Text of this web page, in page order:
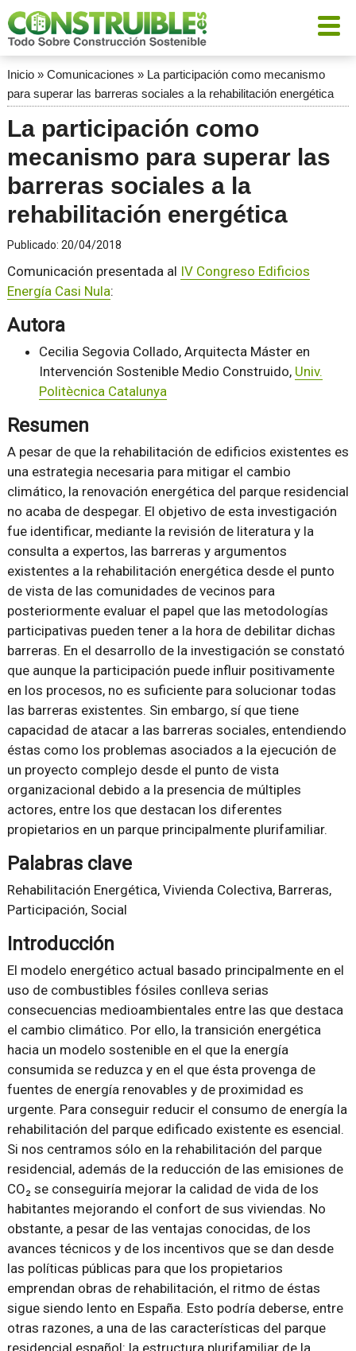
Inicio» Comunicaciones » La participación como mecanismo
para superar las barreras sociales a la rehabilitación energética
La participación como
mecanismo para superar las
barreras sociales a la
rehabilitación energética
Publicado: 20/04/2018
Comunicación presentada al IV Congreso Edificios
Energía Casi Nula:
Autora
Cecilia Segovia Collado, Arquitecta Máster en
Intervención Sostenible Medio Construido, Univ.
Politècnica Catalunya
Resumen
A pesar de que la rehabilitación de edificios existentes es
una estrategia necesaria para mitigar el cambio
climático, la renovación energética del parque residencial
no acaba de despegar. El objetivo de esta investigación
fue identificar, mediante la revisión de literatura y la
consulta a expertos, las barreras y argumentos
existentes a la rehabilitación energética desde el punto
de vista de las comunidades de vecinos para
posteriormente evaluar el papel que las metodologías
participativas pueden tener a la hora de debilitar dichas
barreras. En el desarrollo de la investigación se constató
que aunque la participación puede influir positivamente
en los procesos, no es suficiente para solucionar todas
las barreras existentes. Sin embargo, sí que tiene
capacidad de atacar a las barreras sociales, entendiendo
éstas como los problemas asociados a la ejecución de
un proyecto complejo desde el punto de vista
organizacional debido a la presencia de múltiples
actores, entre los que destacan los diferentes
propietarios en un parque principalmente plurifamiliar.
Palabras clave
Rehabilitación Energética, Vivienda Colectiva, Barreras,
Participación, Social
Introducción
El modelo energético actual basado principalmente en el
uso de combustibles fósiles conlleva serias
consecuencias medioambientales entre las que destaca
el cambio climático. Por ello, la transición energética
hacia un modelo sostenible en el que la energía
consumida se reduzca y en el que ésta provenga de
fuentes de energía renovables y de proximidad es
urgente. Para conseguir reducir el consumo de energía la
rehabilitación del parque edificado existente es esencial.
Si nos centramos sólo en la rehabilitación del parque
residencial, además de la reducción de las emisiones de
CO₂ se conseguiría mejorar la calidad de vida de los
habitantes mejorando el confort de sus viviendas. No
obstante, a pesar de las ventajas conocidas, de los
avances técnicos y de los incentivos que se dan desde
las políticas públicas para que los propietarios
emprendan obras de rehabilitación, el ritmo de éstas
sigue siendo lento en España. Esto podría deberse, entre
otras razones, a una de las características del parque
residencial español: la estructura plurifamiliar de la